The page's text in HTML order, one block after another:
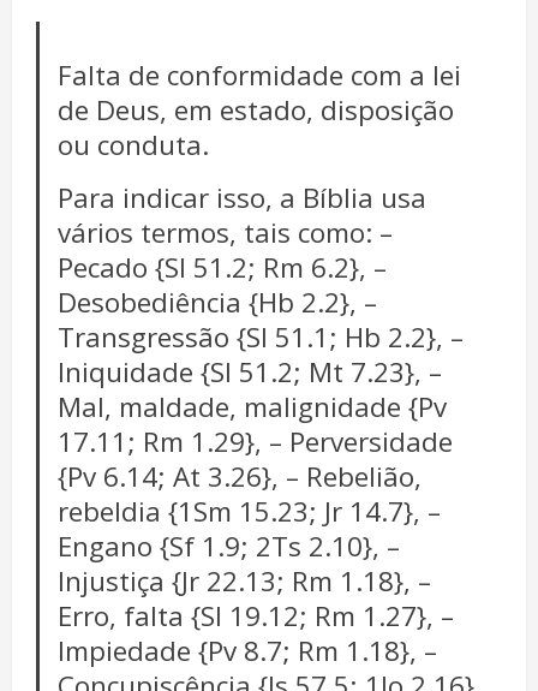
Falta de conformidade com a lei
de Deus, em estado, disposição
ou conduta.
Para indicar isso, a Bíblia usa
vários termos, tais como: –
Pecado {Sl 51.2; Rm 6.2}, –
Desobediência {Hb 2.2}, –
Transgressão {Sl 51.1; Hb 2.2}, –
Iniquidade {Sl 51.2; Mt 7.23}, –
Mal, maldade, malignidade {Pv
17.11; Rm 1.29}, – Perversidade
{Pv 6.14; At 3.26}, – Rebelião,
rebeldia {1Sm 15.23; Jr 14.7}, –
Engano {Sf 1.9; 2Ts 2.10}, –
Injustiça {Jr 22.13; Rm 1.18}, –
Erro, falta {Sl 19.12; Rm 1.27}, –
Impiedade {Pv 8.7; Rm 1.18}, –